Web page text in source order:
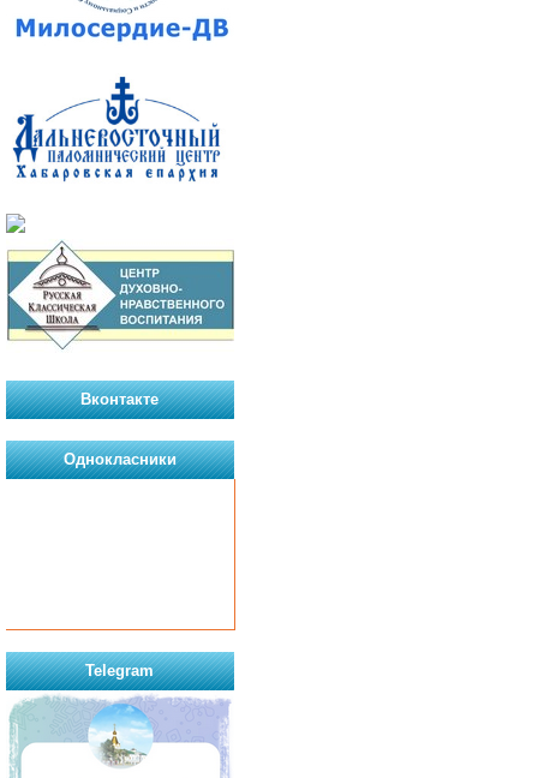
Вконтакте
Однокласники
Telegram